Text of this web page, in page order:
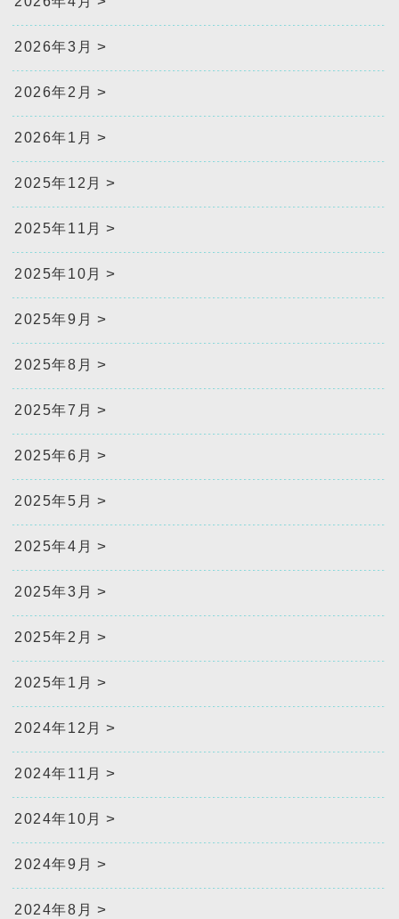
2026年3月
2026年2月
2026年1月
2025年12月
2025年11月
2025年10月
2025年9月
2025年8月
2025年7月
2025年6月
2025年5月
2025年4月
2025年3月
2025年2月
2025年1月
2024年12月
2024年11月
2024年10月
2024年9月
2024年8月